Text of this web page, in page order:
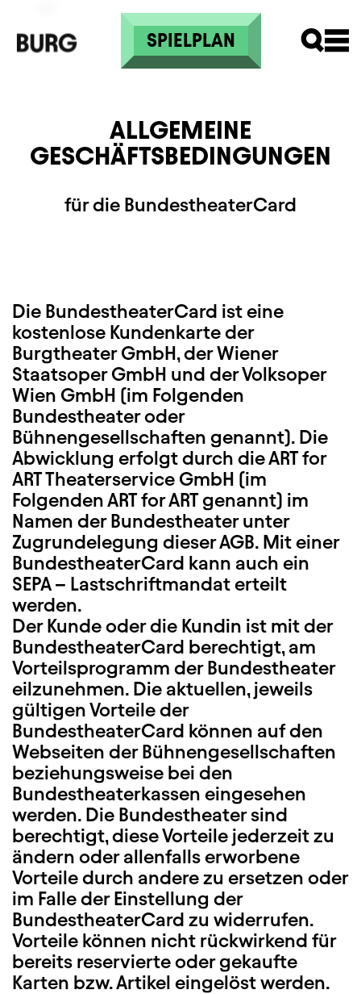
Direkt zum Inhalt
SPIELPLAN
ALLGEMEINE
GESCHÄFTSBEDINGUNGEN
für die BundestheaterCard
Die BundestheaterCard ist eine
kostenlose Kundenkarte der
Burgtheater GmbH, der Wiener
Staatsoper GmbH und der Volksoper
Wien GmbH (im Folgenden
Bundestheater oder
Bühnengesellschaften genannt). Die
Abwicklung erfolgt durch die ART for
ART Theaterservice GmbH (im
Folgenden ART for ART genannt) im
Namen der Bundestheater unter
Zugrundelegung dieser AGB. Mit einer
BundestheaterCard kann auch ein
SEPA – Lastschriftmandat erteilt
werden.
Der Kunde oder die Kundin ist mit der
BundestheaterCard berechtigt, am
Vorteilsprogramm der Bundestheater
eilzunehmen. Die aktuellen, jeweils
gültigen Vorteile der
BundestheaterCard können auf den
Webseiten der Bühnengesellschaften
beziehungsweise bei den
Bundestheaterkassen eingesehen
werden. Die Bundestheater sind
berechtigt, diese Vorteile jederzeit zu
ändern oder allenfalls erworbene
Vorteile durch andere zu ersetzen oder
im Falle der Einstellung der
BundestheaterCard zu widerrufen.
Vorteile können nicht rückwirkend für
bereits reservierte oder gekaufte
Karten bzw. Artikel eingelöst werden.